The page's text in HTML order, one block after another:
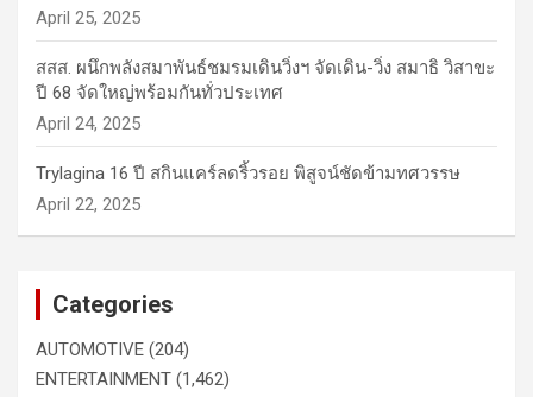
April 25, 2025
สสส. ผนึกพลังสมาพันธ์ชมรมเดินวิ่งฯ จัดเดิน-วิ่ง สมาธิ วิสาขะ
ปี 68 จัดใหญ่พร้อมกันทั่วประเทศ
April 24, 2025
Trylagina 16 ปี สกินแคร์ลดริ้วรอย พิสูจน์ชัดข้ามทศวรรษ
April 22, 2025
Categories
AUTOMOTIVE (204)
ENTERTAINMENT (1,462)